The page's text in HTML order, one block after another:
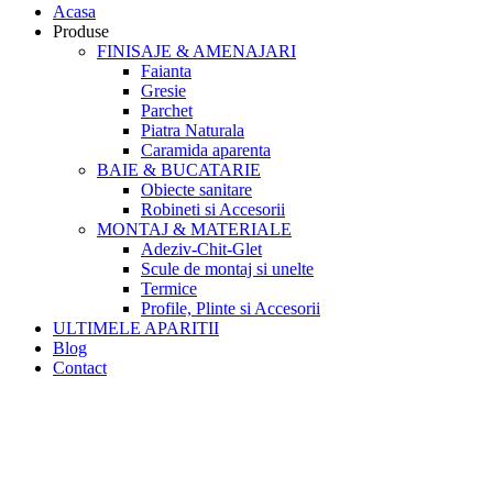
Acasa
Produse
FINISAJE & AMENAJARI
Faianta
Gresie
Parchet
Piatra Naturala
Caramida aparenta
BAIE & BUCATARIE
Obiecte sanitare
Robineti si Accesorii
MONTAJ & MATERIALE
Adeziv-Chit-Glet
Scule de montaj si unelte
Termice
Profile, Plinte si Accesorii
ULTIMELE APARITII
Blog
Contact